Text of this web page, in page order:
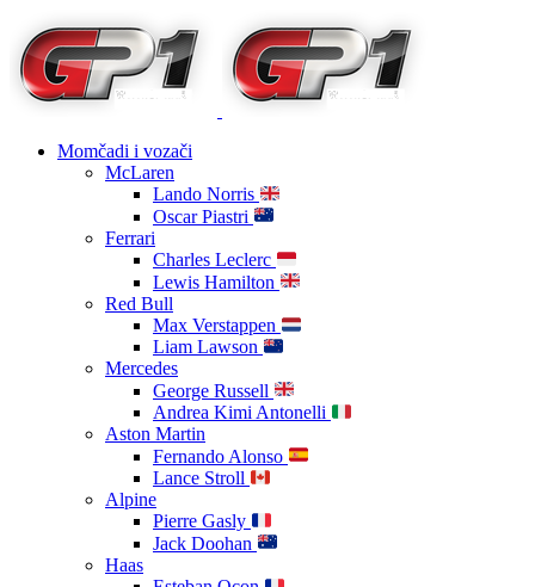
Momčadi i vozači
McLaren
Lando Norris
Oscar Piastri
Ferrari
Charles Leclerc
Lewis Hamilton
Red Bull
Max Verstappen
Liam Lawson
Mercedes
George Russell
Andrea Kimi Antonelli
Aston Martin
Fernando Alonso
Lance Stroll
Alpine
Pierre Gasly
Jack Doohan
Haas